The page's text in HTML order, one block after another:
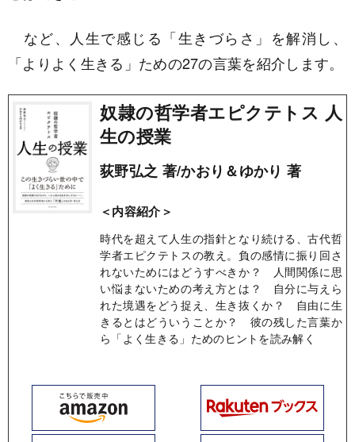
など、人生で感じる「生きづらさ」を解消し、
「よりよく生きる」ための27の言葉を紹介します。
奴隷の哲学者エピクテトス 人
生の授業
荻野弘之 著/かおり＆ゆかり 著
＜内容紹介＞
時代を超えて人生の指針となり続ける、古代哲
学者エピクテトスの教え。負の感情に振り回さ
れないためにはどうすべきか？ 人間関係に思
い悩まないための考え方とは？ 自分に与えら
れた境遇をどう捉え、生き抜くか？ 自由に生
きるとはどういうことか？ 彼の残した言葉か
ら「よく生きる」ためのヒントを読み解く